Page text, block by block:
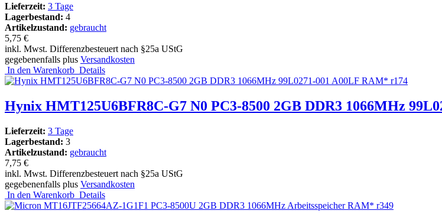
Lieferzeit: 3 Tage
Lagerbestand: 4
Artikelzustand: gebraucht
5,75 €
inkl. Mwst. Differenzbesteuert nach §25a UStG
gegebenenfalls plus Versandkosten
In den Warenkorb Details
Hynix HMT125U6BFR8C-G7 N0 PC3-8500 2GB DDR3 1066MHz
Lieferzeit: 3 Tage
Lagerbestand: 3
Artikelzustand: gebraucht
7,75 €
inkl. Mwst. Differenzbesteuert nach §25a UStG
gegebenenfalls plus Versandkosten
In den Warenkorb Details